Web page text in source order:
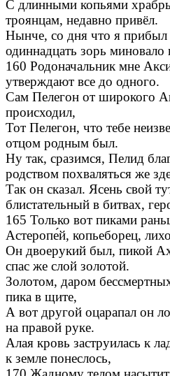
С длинными копьями
троянцам, недавно привёл.
Нынче, со дня что я прибыл
одиннадцать зорь миновало
160 Родоначальник мне
утверждают все до одного.
Сам Пелегон от широкого
происходил,
Тот Пелегон, что тебе
отцом родным был.
Ну так, сразимся, Пелид
родством похваляться же
Так он сказал. Ясень свой
блистательный в битвах,
165 Только вот пиками
Астеропе́й, копьеборец,
Он двоерукий был, пикой
спас же слой золотой.
Золотом, даром
пика в щите,
А вот другой оцарапал он
на правой руке.
Алая кровь заструилась к
к земле понеслось,